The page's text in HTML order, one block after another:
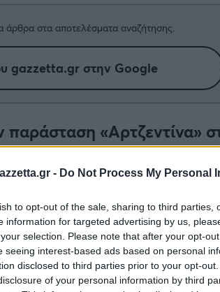
- Do Not Process My Personal
to opt-out of the sale, sharing to third parties,
information for targeted advertising by us,
selection. Please note that after your opt-
seeing interest-based ads based on personal
disclosed to third parties prior to your opt-
of your personal information by third
άρθρα στα αποτελέσματα αναζήτησης.
gazzetta.gr στην Google
«Αρτζεντίνα»